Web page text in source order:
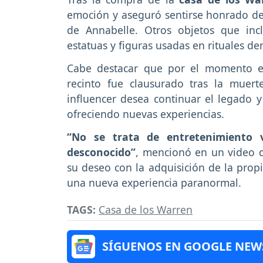
emoción y aseguró sentirse honrado
de Annabelle. Otros objetos que
estatuas y figuras usadas en rituales
Cabe destacar que por el momento
recinto fue clausurado tras la
influencer desea continuar el legado
ofreciendo nuevas experiencias.
“No se trata de entretenimiento
desconocido”, mencionó en un video
su deseo con la adquisición de la
una nueva experiencia paranormal.
TAGS: Casa de los Warren
SÍGUENOS EN GOOGLE